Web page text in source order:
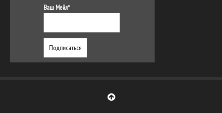
Ваш Мейл*